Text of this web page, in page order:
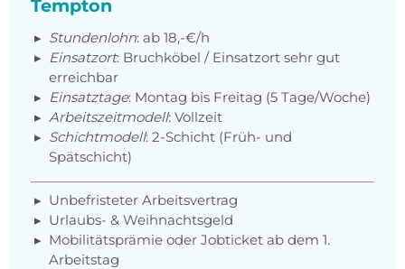
Tempton
Stundenlohn: ab 18,-€/h
Einsatzort: Bruchköbel / Einsatzort sehr gut
erreichbar
Einsatztage: Montag bis Freitag (5 Tage/Woche)
Arbeitszeitmodell: Vollzeit
Schichtmodell: 2-Schicht (Früh- und
Spätschicht)
Unbefristeter Arbeitsvertrag
Urlaubs- & Weihnachtsgeld
Mobilitätsprämie oder Jobticket ab dem 1.
Arbeitstag